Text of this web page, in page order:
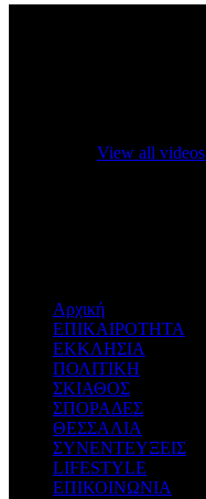
View all videos
Αρχική
ΕΠΙΚΑΙΡΟΤΗΤΑ
ΕΚΚΛΗΣΙΑ
ΠΟΛΙΤΙΚΗ
ΣΚΙΑΘΟΣ
ΣΠΟΡΑΔΕΣ
ΘΕΣΣΑΛΙΑ
ΣΥΝΕΝΤΕΥΞΕΙΣ
LIFESTYLE
ΕΠΙΚΟΙΝΩΝΙΑ